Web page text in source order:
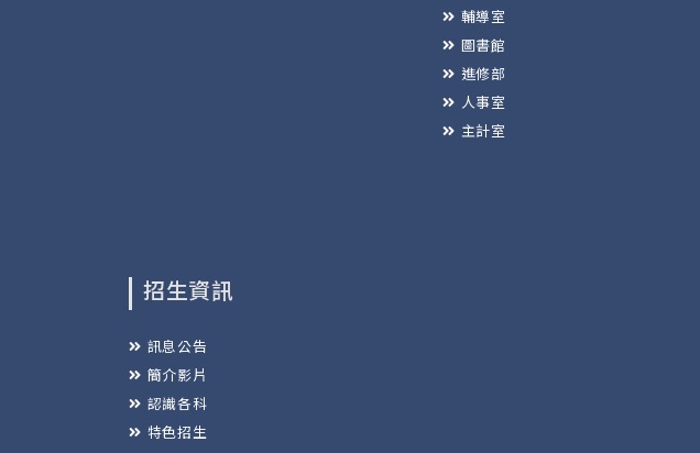
輔導室
圖書館
進修部
人事室
主計室
招生資訊
訊息公告
簡介影片
認識各科
特色招生